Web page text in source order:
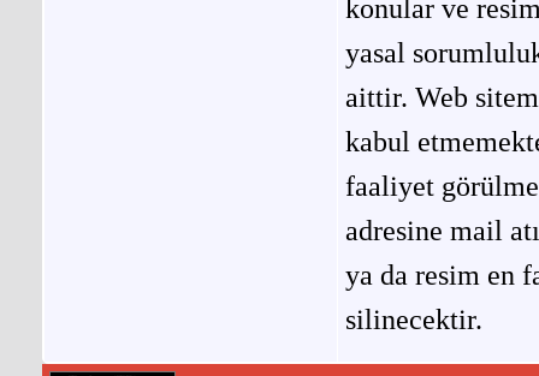
konular ve
yasal
aittir. Web
kabul
faaliyet
adresine mail
ya da resim en
silinecektir.